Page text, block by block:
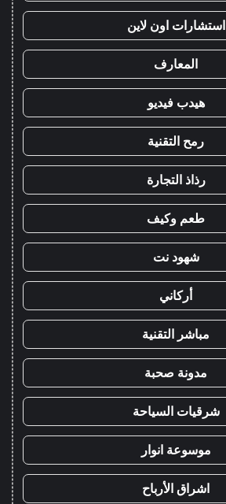
استشارات اون لاين
المعارف
هيدب فيديو
رمح التقنية
رذاذ التجارة
طعم وكيف
شهود نت
أركاني
مباشر التقنية
مدونة صحبة
شرقيات السياحة
موسوعة انوار
اشراق الأرباح